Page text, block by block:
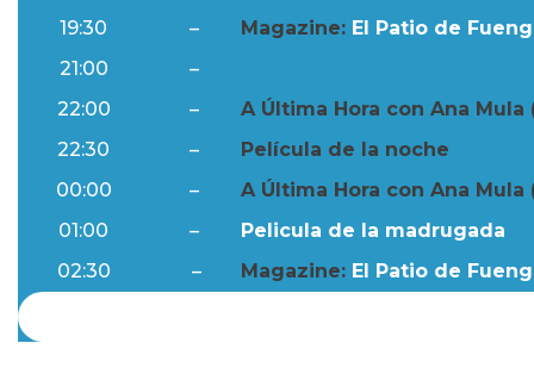
19:30
– Magazine: El Patio de
21:00
–
22:00
–
A Última Hora con Ana Mula
22:30
–
Película de la noche
00:00
–
A Última Hora con Ana Mula
01:00
–
Pelicula de la madrugada
02:30
– Magazine: El Patio de